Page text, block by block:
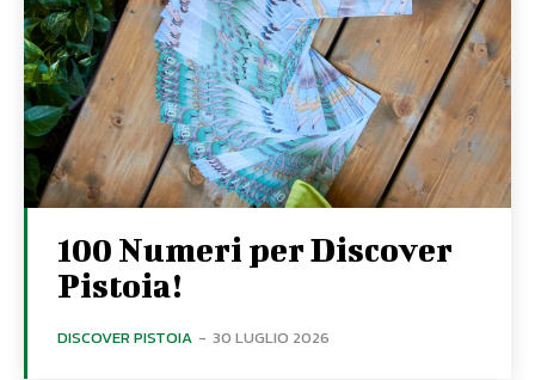
100 Numeri per Discover
Pistoia!
DISCOVER PISTOIA - 30 LUGLIO 2026